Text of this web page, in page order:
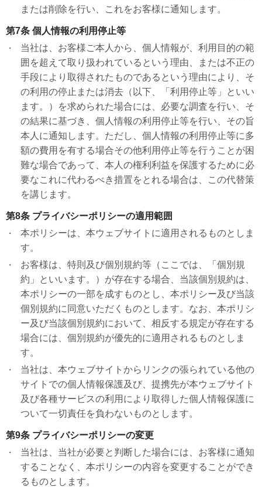
または削除を行い、これをお客様に通知します。
第7条 個人情報の利用停止等
当社は、お客様ご本人から、個人情報が、利用目的の範
囲を超えて取り扱われているという理由、または不正の
手段により取得されたものであるという理由により、そ
の利用の停止または消去（以下、「利用停止等」といい
ます。）を求められた場合には、必要な調査を行い、そ
の結果に基づき、個人情報の利用停止等を行い、その旨
本人に通知します。ただし、個人情報の利用停止等に多
額の費用を有する場合その他利用停止等を行うことが困
難な場合であって、本人の権利利益を保護するために必
要なこれに代わるべき措置をとれる場合は、この代替策
を講じます。
第8条 プライバシーポリシーの適用範囲
本ポリシーは、本ウェブサイトに適用されるものとしま
す。
お客様は、特則及び個別規約等（ここでは、「個別規
約」といいます。）が存在する場合、当該個別規約は、
本ポリシーの一部を成すものとし、本ポリシー及び当該
個別規約に同意いただくものとします。なお、本ポリシ
ー及び当該個別規約において、相反する規定が存在する
場合には、個別規約が優先的に適用されるものとしま
す。
当社は、本ウェブサイトからリンクの張られている他の
サイトでの個人情報保護及び、提携先が本ウェブサイト
及び各種サービスの利用により取得した個人情報保護に
ついて一切責任を負わないものとします。
第9条 プライバシーポリシーの変更
当社は、当社が必要と判断した場合には、お客様に通知
することなく、本ポリシーの内容を変更することができ
るものとします。